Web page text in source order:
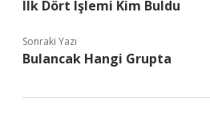
Ilk Dört Işlemi Kim Buldu
Sonraki Yazı
Bulancak Hangi Grupta